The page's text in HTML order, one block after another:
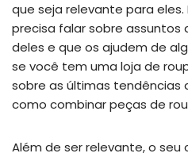
que seja relevante para
precisa falar sobre assuntos
deles e que os ajudem de
se você tem uma loja de
sobre as últimas tendências
como combinar peças de
Além de ser relevante, o